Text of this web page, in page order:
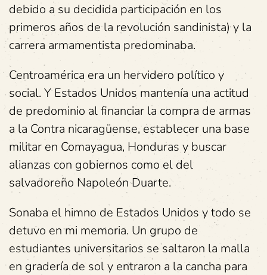
debido a su decidida participación en los
primeros años de la revolución sandinista) y la
carrera armamentista predominaba.
Centroamérica era un hervidero político y
social. Y Estados Unidos mantenía una actitud
de predominio al financiar la compra de armas
a la Contra nicaragüense, establecer una base
militar en Comayagua, Honduras y buscar
alianzas con gobiernos como el del
salvadoreño Napoleón Duarte.
Sonaba el himno de Estados Unidos y todo se
detuvo en mi memoria. Un grupo de
estudiantes universitarios se saltaron la malla
en gradería de sol y entraron a la cancha para